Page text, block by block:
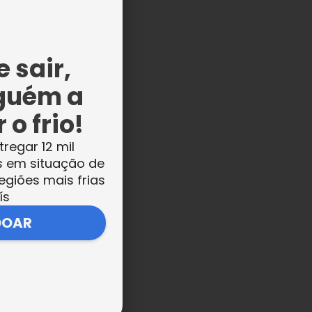
sair,
a
o frio!
12 mil
em situação de
mais frias